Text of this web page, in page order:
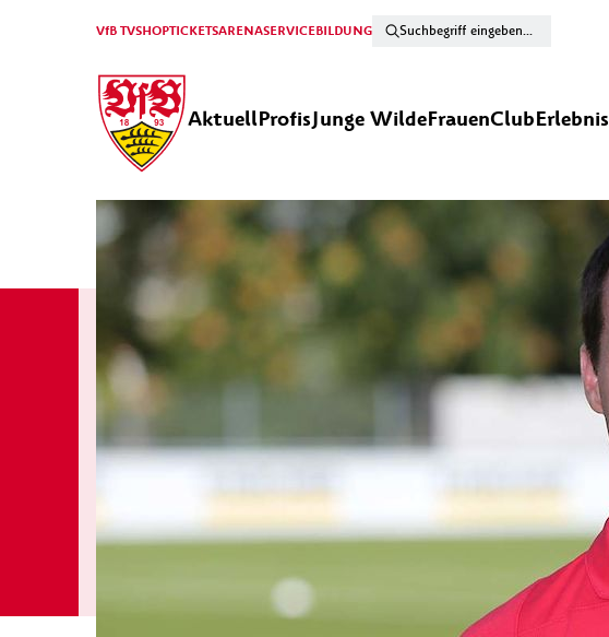
VfB TVSHOPTICKETSARENASERVICEBILDUNG
AktuellProfisJunge WildeFrauenClubErlebnis